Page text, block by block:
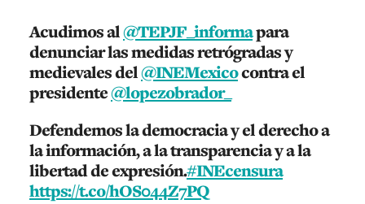
Acudimos al@TEPJF_informapara
denunciar las medidas retrógradas y
medievales del@INEMexicocontra el
presidente@lopezobrador_
Defendemos la democracia y el derecho a
la información, a la transparencia y a la
libertad de expresión.#INEcensura
https://t.co/hOS044Z7PQ